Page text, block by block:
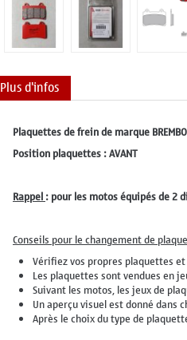
Plus d'infos
Plaquettes de frein de marque BREMBO
Position plaquettes : AVANT
Rappel: pour les motos équipés de 2
Conseils pour le changement de
Vérifiez vos propres plaquettes
Les plaquettes sont vendues en
Suivant les motos, les jeux de
Un aperçu visuel est donné dans
Après le choix du type de